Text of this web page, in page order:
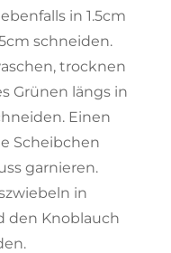
in 1.5cm
schneiden.
trocknen
Grünen längs in
Einen
Scheibchen
garnieren.
in
den Knoblauch